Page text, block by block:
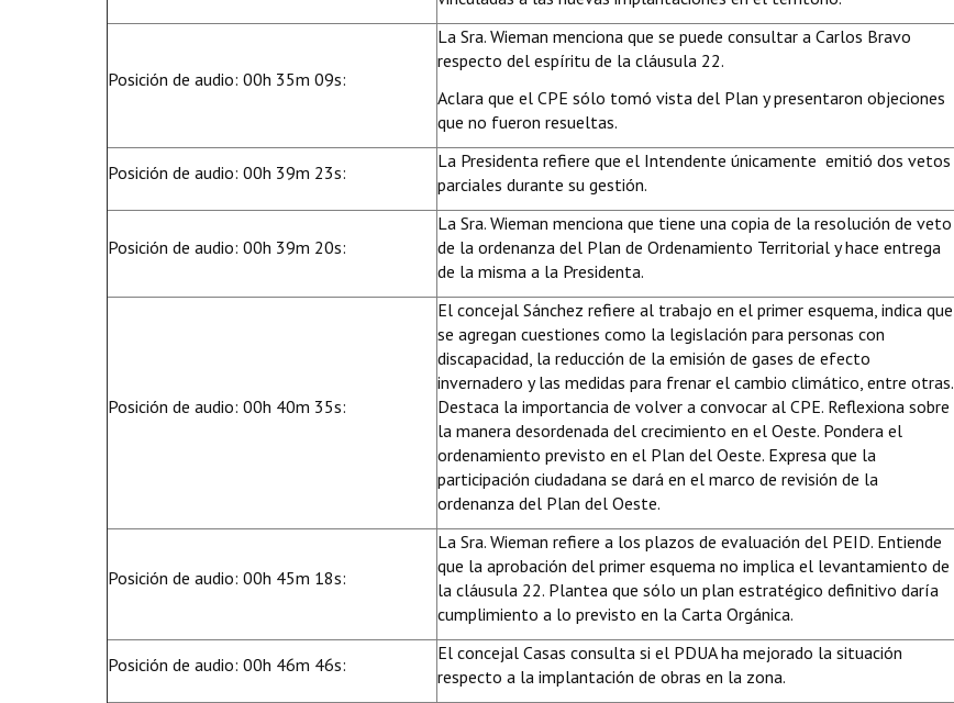
Posición de audio: 00h 35m 09s:
La Sra. Wieman menciona que se puede consultar a Carlos Bravo
respecto del espíritu de la cláusula 22.
Aclara que el CPE sólo tomó vista del Plan y presentaron objeciones
que no fueron resueltas.
Posición de audio: 00h 39m 23s:
La Presidenta refiere que el Intendente únicamente emitió dos vetos
parciales durante su gestión.
Posición de audio: 00h 39m 20s:
La Sra. Wieman menciona que tiene una copia de la resolución de veto
de la ordenanza del Plan de Ordenamiento Territorial y hace entrega
de la misma a la Presidenta.
Posición de audio: 00h 40m 35s:
El concejal Sánchez refiere al trabajo en el primer esquema, indica que
se agregan cuestiones como la legislación para personas con
discapacidad, la reducción de la emisión de gases de efecto
invernadero y las medidas para frenar el cambio climático, entre otras.
Destaca la importancia de volver a convocar al CPE. Reflexiona sobre
la manera desordenada del crecimiento en el Oeste. Pondera el
ordenamiento previsto en el Plan del Oeste. Expresa que la
participación ciudadana se dará en el marco de revisión de la
ordenanza del Plan del Oeste.
Posición de audio: 00h 45m 18s:
La Sra. Wieman refiere a los plazos de evaluación del PEID. Entiende
que la aprobación del primer esquema no implica el levantamiento de
la cláusula 22. Plantea que sólo un plan estratégico definitivo daría
cumplimiento a lo previsto en la Carta Orgánica.
Posición de audio: 00h 46m 46s:
El concejal Casas consulta si el PDUA ha mejorado la situación
respecto a la implantación de obras en la zona.